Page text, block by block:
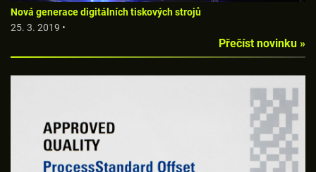
Nová generace digitálních tiskových strojů
25. 3. 2019 •
Přečíst novinku »